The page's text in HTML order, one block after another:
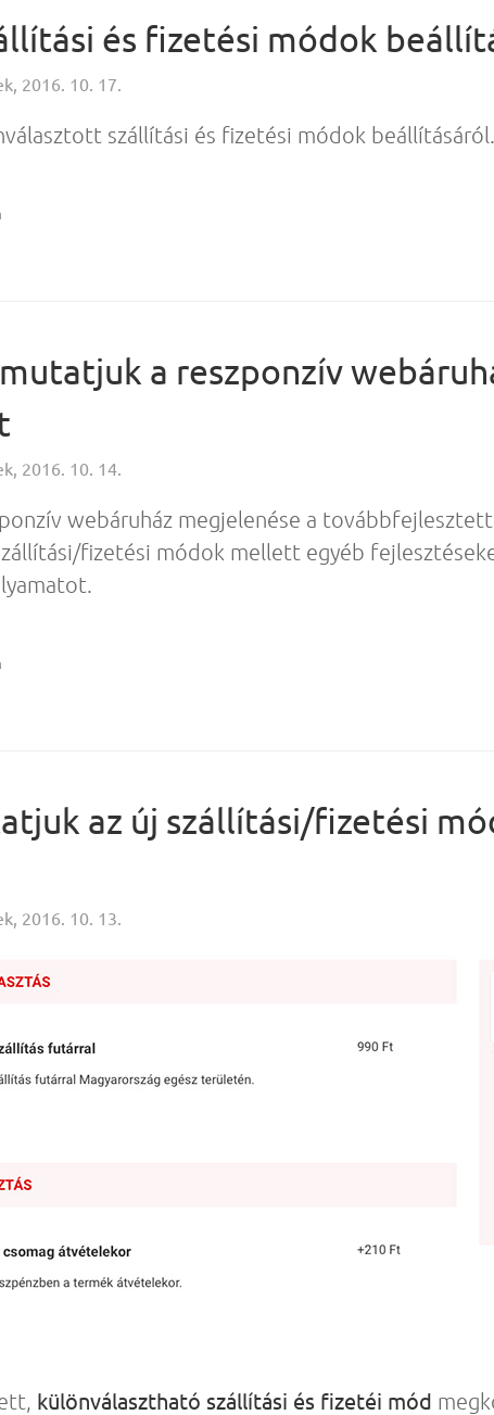
és fizetési módok
2016. 10. 17.
szállítási és fizetési módok beállításáról.
a reszponzív
2016. 10. 14.
webáruház megjelenése a továbbfejlesztett
fizetési módok mellett egyéb
az új szállítási/fizetési
2016. 10. 13.
különválasztható szállítási és fizetéi mód